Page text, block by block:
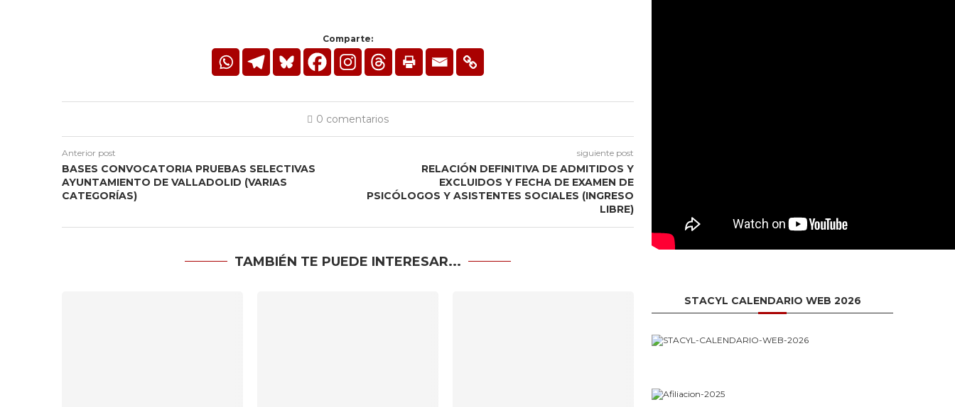
Comparte:
0 comentarios
Anterior post
BASES CONVOCATORIA PRUEBAS SELECTIVAS
AYUNTAMIENTO DE VALLADOLID (VARIAS
CATEGORÍAS)
siguiente post
RELACIÓN DEFINITIVA DE ADMITIDOS Y
EXCLUIDOS Y FECHA DE EXAMEN DE
PSICÓLOGOS Y ASISTENTES SOCIALES (INGRESO
LIBRE)
TAMBIÉN TE PUEDE INTERESAR...
STACYL CALENDARIO WEB 2026